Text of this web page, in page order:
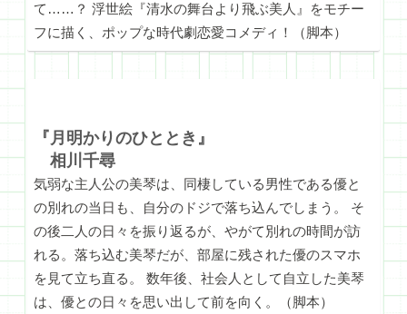
て……？ 浮世絵『清水の舞台より飛ぶ美人』をモチー
フに描く、ポップな時代劇恋愛コメディ！（脚本）
『月明かりのひととき』
相川千尋
気弱な主人公の美琴は、同棲している男性である優と
の別れの当日も、自分のドジで落ち込んでしまう。 そ
の後二人の日々を振り返るが、やがて別れの時間が訪
れる。落ち込む美琴だが、部屋に残された優のスマホ
を見て立ち直る。 数年後、社会人として自立した美琴
は、優との日々を思い出して前を向く。（脚本）